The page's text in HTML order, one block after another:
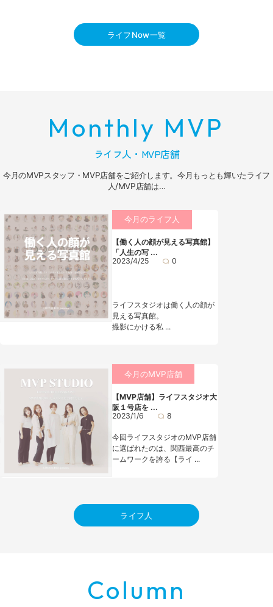
ライフNow一覧
Monthly MVP
ライフ人・MVP店舗
今月のMVPスタッフ・MVP店舗をご紹介します。今月もっとも輝いたライフ
人/MVP店舗は…
今月のライフ人
【働く人の顔が見える写真館】
「人生の写 ...
2023/4/25
0
ライフスタジオは働く人の顔が
見える写真館。
撮影にかける私 ...
今月のMVP店舗
【MVP店舗】ライフスタジオ大
阪１号店を ...
2023/1/6
8
今回ライフスタジオのMVP店舗
に選ばれたのは、関西最高のチ
ームワークを誇る【ライ ...
ライフ人
Column